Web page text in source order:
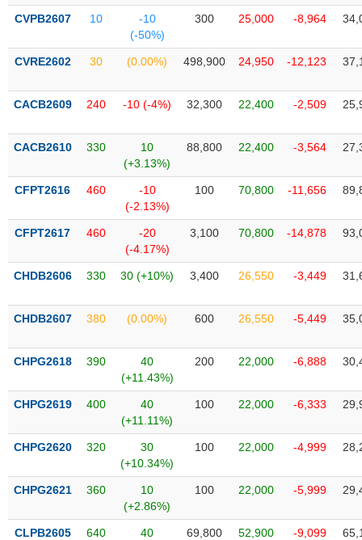
liệu
Tâm
lý
CVPB2607 10
-10
(-50%)
300 25,000 -8,964
CVRE2602 30 (0.00%) 498,900 24,950 -12,123
CACB2609 240 -10 (-4%) 32,300 22,400 -2,509
CACB2610 330
10
(+3.13%)
88,800 22,400 -3,564
CFPT2616 460
-10
(-2.13%)
100 70,800 -11,656
CFPT2617 460
-20
(-4.17%)
3,100 70,800 -14,878
CHDB2606 330 30 (+10%) 3,400 26,550 -3,449
CHDB2607 380 (0.00%) 600 26,550 -5,449
CHPG2618 390
40
(+11.43%)
200 22,000 -6,888
CHPG2619 400
40
(+11.11%)
100 22,000 -6,333
CHPG2620 320
30
(+10.34%)
100 22,000 -4,999
CHPG2621 360
10
(+2.86%)
100 22,000 -5,999
CLPB2605 640
40
69,800 52,900 -9,099
TIÊU
KHÔNG
YẾU
TIÊU
DÙNG
CHĂM
SÓC
KHỎE